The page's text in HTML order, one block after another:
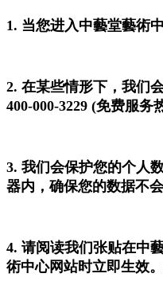
1. 当您进入中藝堂藝術
2. 在某些情形下，我们
400-000-3229 (免费服务
3. 我们会保护您的个人
器内，确保您的数据不
4. 请阅读我们张贴在中
術中心网站时立即生效